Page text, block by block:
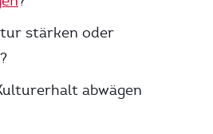
stärken oder
abwägen